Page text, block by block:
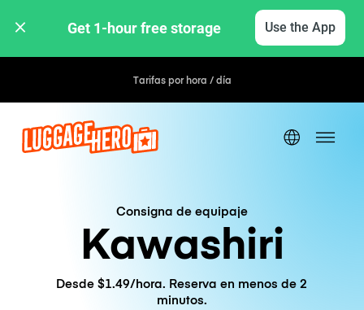
Get 1-hour free storage Use the App
Tarifas por hora / día
Consigna de equipaje
Kawashiri
Desde $1.49/hora. Reserva en menos de 2
minutos.